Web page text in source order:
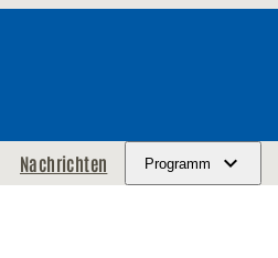
Nachrichten Programm